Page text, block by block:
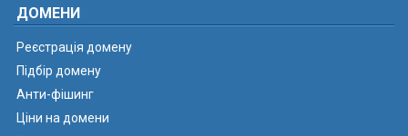
ДОМЕНИ
Реєстрація домену
Підбір домену
Анти-фішинг
Ціни на домени